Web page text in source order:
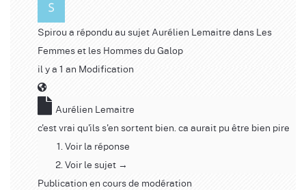
Spirou a répondu au sujet Aurélien Lemaitre dans Les
Femmes et les Hommes du Galop
il y a 1 an Modification
Aurélien Lemaitre
c'est vrai qu'ils s'en sortent bien. ca aurait pu être bien pire
Voir la réponse
Voir le sujet →
Publication en cours de modération